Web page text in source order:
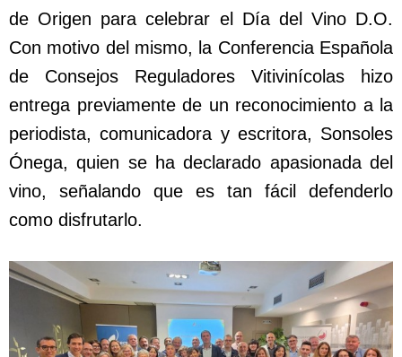
de Origen para celebrar el Día del Vino D.O.
Con motivo del mismo, la Conferencia Española
de Consejos Reguladores Vitivinícolas hizo
entrega previamente de un reconocimiento a la
periodista, comunicadora y escritora, Sonsoles
Ónega, quien se ha declarado apasionada del
vino, señalando que es tan fácil defenderlo
como disfrutarlo.